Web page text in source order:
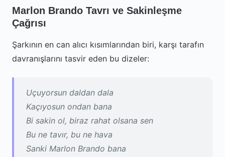
Marlon Brando Tavrı ve Sakinleşme
Çağrısı
Şarkının en can alıcı kısımlarından biri, karşı tarafın
davranışlarını tasvir eden bu dizeler:
Uçuyorsun daldan dala
Kaçıyosun ondan bana
Bi sakin ol, biraz rahat olsana sen
Bu ne tavır, bu ne hava
Sanki Marlon Brando bana